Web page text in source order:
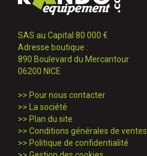
SAS au Capital 80 000 €
Adresse boutique :
890 Boulevard du Mercantour
06200 NICE
>> Pour nous contacter
>>
La société
>> Plan du site
>> Conditions générales de ventes
>> Politique de confidentialité